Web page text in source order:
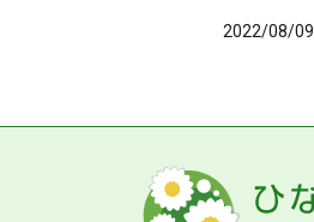
2022/08/09